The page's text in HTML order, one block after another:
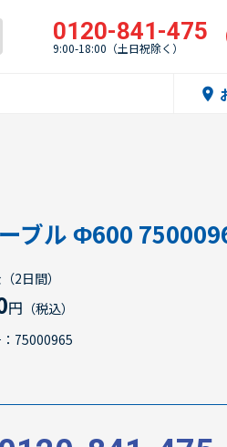
0120-841-475
9:00-18:00（土日祝除く）
location_on
ブル Φ600
2日間）
円 （税込）
75000965